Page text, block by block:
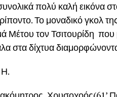
πολύ καλή εικόνα
Το μοναδικό γκολ
τον Τσιτουρίδη που
στα δίχτυα
Η.